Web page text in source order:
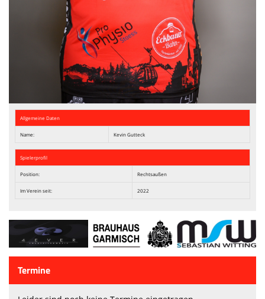
Allgemeine Daten
Name: Kevin Gutteck
Spielerprofil
Position: Rechtsaußen
Im Verein seit: 2022
Termine